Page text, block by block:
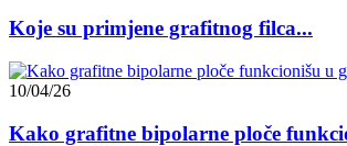
Koje su primjene grafitnog filca...
10/04/26
Kako grafitne bipolarne ploče